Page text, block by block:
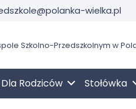
wielka.pl
Szkolno-Przedszkolnym w
Dla Rodziców Stołówka